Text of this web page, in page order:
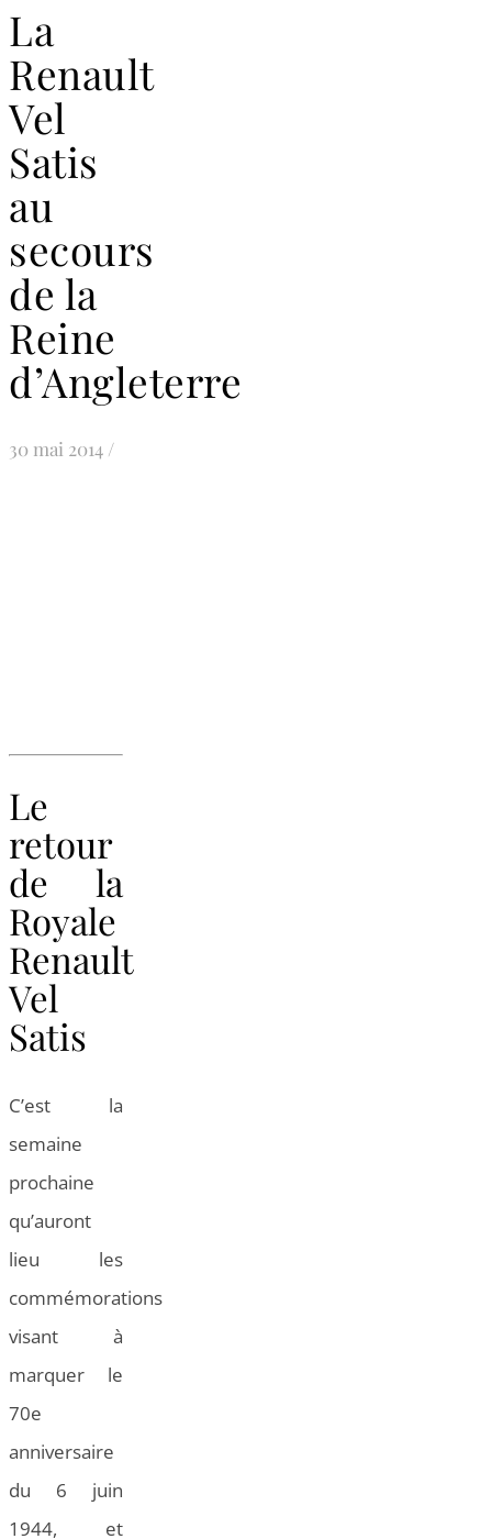
La
Renault
Vel
Satis
au
secours
de la
Reine
d’Angleterre
30 mai 2014 /
Le
retour
de la
Royale
Renault
Vel
Satis
C’est la
semaine
prochaine
qu’auront
lieu les
commémorations
visant à
marquer le
70e
anniversaire
du 6 juin
1944, et